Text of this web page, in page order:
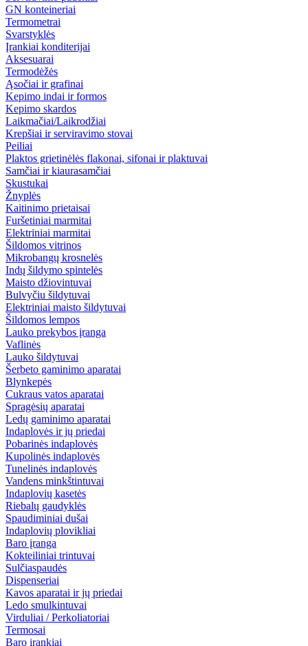
GN konteineriai
Termometrai
Svarstyklės
Įrankiai konditerijai
Aksesuarai
Termodėžės
Ąsočiai ir grafinai
Kepimo indai ir formos
Kepimo skardos
Laikmačiai/Laikrodžiai
Krepšiai ir serviravimo stovai
Peiliai
Plaktos grietinėlės flakonai, sifonai ir plaktuvai
Samčiai ir kiaurasamčiai
Skustukai
Žnyplės
Kaitinimo prietaisai
Furšetiniai marmitai
Elektriniai marmitai
Šildomos vitrinos
Mikrobangų krosnelės
Indų šildymo spintelės
Maisto džiovintuvai
Bulvyčiu šildytuvai
Elektriniai maisto šildytuvai
Šildomos lempos
Lauko prekybos įranga
Vaflinės
Lauko šildytuvai
Šerbeto gaminimo aparatai
Blynkepės
Cukraus vatos aparatai
Spragėsių aparatai
Ledų gaminimo aparatai
Indaplovės ir jų priedai
Pobarinės indaplovės
Kupolinės indaplovės
Tunelinės indaplovės
Vandens minkštintuvai
Indaplovių kasetės
Riebalų gaudyklės
Spaudiminiai dušai
Indaplovių plovikliai
Baro įranga
Kokteiliniai trintuvai
Sulčiaspaudės
Dispenseriai
Kavos aparatai ir jų priedai
Ledo smulkintuvai
Virduliai / Perkoliatoriai
Termosai
Baro įrankiai